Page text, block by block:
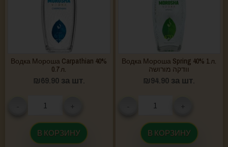
Водка Мороша Carpathian 40%
0.7 л.
₪69.90 за шт.
В КОРЗИНУ
Водка Мороша Spring 40% 1 л.
וודקה מורושה
₪94.90 за шт.
В КОРЗИНУ